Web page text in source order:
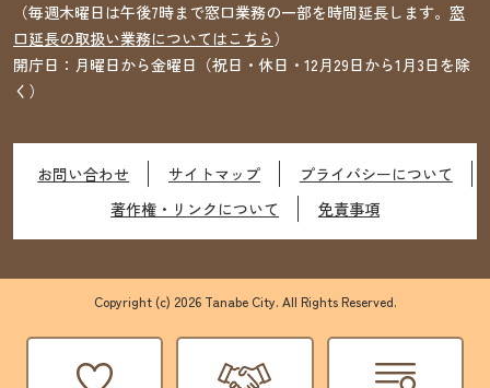
（毎週木曜日は午後7時まで窓口業務の一部を時間延長します。 窓
口延長の取扱い業務についてはこちら）
開庁日：月曜日から金曜日（祝日・休日・12月29日から1月3日を除
く）
お問い合わせ サイトマップ
プライバシーについて
著作権・リンクについて
免責事項
Copyright (c) 2026 Tanabe City. All Rights Reserved.